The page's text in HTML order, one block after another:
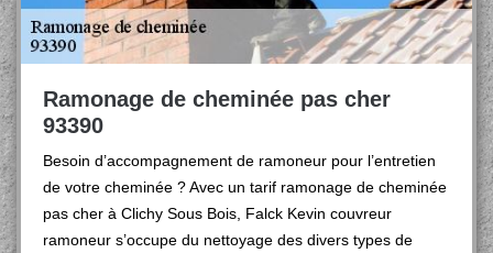
Ramonage de cheminée pas cher
93390
Besoin d’accompagnement de ramoneur pour l’entretien
de votre cheminée ? Avec un tarif ramonage de cheminée
pas cher à Clichy Sous Bois, Falck Kevin couvreur
ramoneur s’occupe du nettoyage des divers types de